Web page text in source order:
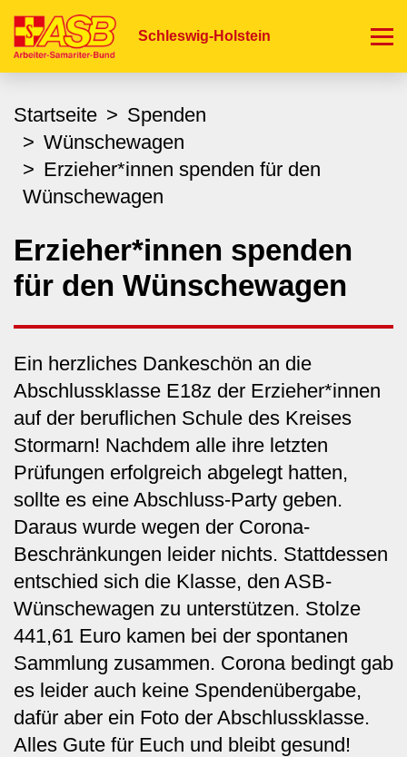
zum
Schleswig-Holstein
Startseite
Spenden
Wünschewagen
Erzieher*innen spenden für den
Wünschewagen
Erzieher*innen spenden
für den Wünschewagen
Ein herzliches Dankeschön an die
Abschlussklasse E18z der Erzieher*innen
auf der beruflichen Schule des Kreises
Stormarn! Nachdem alle ihre letzten
Prüfungen erfolgreich abgelegt hatten,
sollte es eine Abschluss-Party geben.
Daraus wurde wegen der Corona-
Beschränkungen leider nichts. Stattdessen
entschied sich die Klasse, den ASB-
Wünschewagen zu unterstützen. Stolze
441,61 Euro kamen bei der spontanen
Sammlung zusammen. Corona bedingt gab
es leider auch keine Spendenübergabe,
dafür aber ein Foto der Abschlussklasse.
Alles Gute für Euch und bleibt gesund!